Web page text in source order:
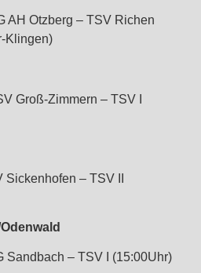
AH Otzberg – TSV Richen
Klingen)
Groß-Zimmern – TSV I
– TSV II
Sandbach – TSV I (15:00Uhr)